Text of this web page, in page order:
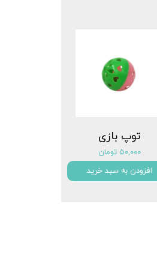
توپ بازی
۵۰,۰۰۰ تومان
افزودن به سبد خرید